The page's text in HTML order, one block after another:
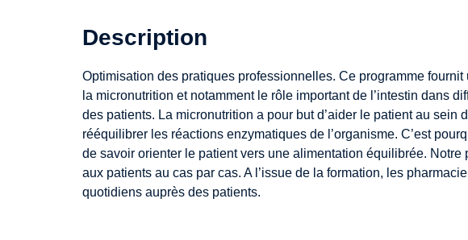
Description
Optimisation des pratiques professionnelles. Ce programme
la micronutrition et notamment le rôle important de l’intestin dans
des patients. La micronutrition a pour but d’aider le patient au
rééquilibrer les réactions enzymatiques de l’organisme. C’est
de savoir orienter le patient vers une alimentation équilibrée.
aux patients au cas par cas. A l’issue de la formation, les
quotidiens auprès des patients.